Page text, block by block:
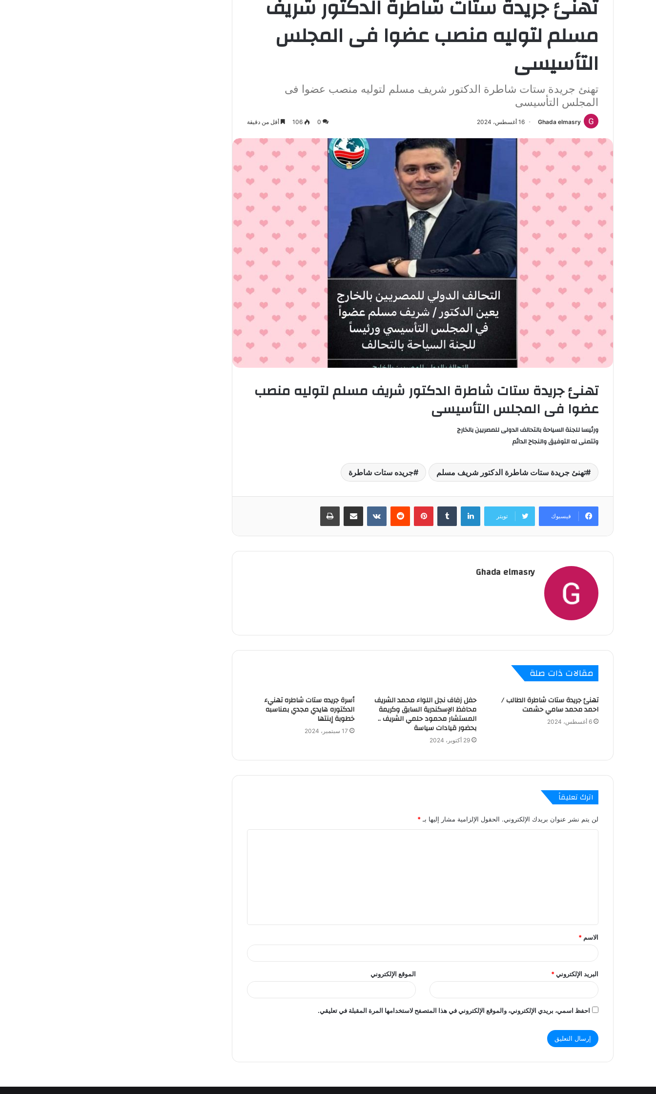
تهنئ جريدة ستات شاطرة الدكتور شريف
مسلم لتوليه منصب عضوا فى المجلس
التأسيسى
تهنئ جريدة ستات شاطرة الدكتور شريف مسلم لتوليه منصب عضوا فى
المجلس التأسيسى
Ghada elmasry 16 أغسطس، 2024 0
106 أقل من دقيقة
تهنئ جريدة ستات شاطرة الدكتور شريف مسلم لتوليه منصب
عضوا فى المجلس التأسيسى
ورئيسا للجنة السياحة بالتحالف الدولى للمصريين بالخارج
وتتمنى له التوفيق والنجاح الدائم
تهنئ جريدة ستات شاطرة الدكتور شريف مسلم جريده ستات شاطرة
فيسبوك تويتر
لينكدإن بينتيريست
Ghada elmasry
مقالات ذات صلة
تهنئ جريدة ستات شاطرة الطالب /
احمد محمد سامي حشمت
6 أغسطس، 2024
حفل زفاف نجل اللواء محمد الشريف
محافظ الإسكندرية السابق وكريمة
المستشار محمود حلمي الشريف ..
بحضور قيادات سياسة
29 أكتوبر، 2024
أسرة جريده ستات شاطره تهنيء
الدكتوره هايدي مجدي بمناسبه
خطوبة إبنتها
17 سبتمبر، 2024
اترك تعليقاً
لن يتم نشر عنوان بريدك الإلكتروني. الحقول الإلزامية مشار إليها بـ*
ق
*
الاسم *
البريد الإلكتروني* الموقع الإلكتروني
احفظ اسمي، بريدي الإلكتروني، والموقع الإلكتروني في هذا المتصفح لاستخدامها المرة المقبلة في تعليقي.